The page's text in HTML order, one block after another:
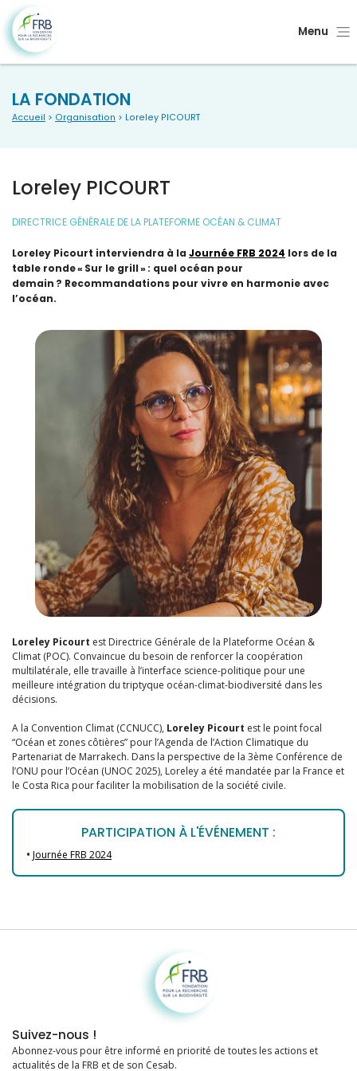
Menu
LA FONDATION
Accueil > Organisation > Loreley PICOURT
Loreley PICOURT
DIRECTRICE GÉNÉRALE DE LA PLATEFORME OCÉAN & CLIMAT
Loreley Picourt interviendra à la Journée FRB 2024 lors de la
table ronde« Sur le grill » : quel océan pour
demain ? Recommandations pour vivre en harmonie avec
l’océan.
Loreley Picourt est Directrice Générale de la Plateforme Océan &
Climat (POC). Convaincue du besoin de renforcer la coopération
multilatérale, elle travaille à l’interface science-politique pour une
meilleure intégration du triptyque océan-climat-biodiversité dans les
décisions.
A la Convention Climat (CCNUCC), Loreley Picourt est le point focal
“Océan et zones côtières” pour l’Agenda de l’Action Climatique du
Partenariat de Marrakech. Dans la perspective de la 3ème Conférence de
l’ONU pour l’Océan (UNOC 2025), Loreley a été mandatée par la France et
le Costa Rica pour faciliter la mobilisation de la société civile.
PARTICIPATION À L'ÉVÉNEMENT :
• Journée FRB 2024
Fondation pour la recherche sur la biodiversité
Suivez-nous !
Abonnez-vous pour être informé en priorité de toutes les actions et
actualités de la FRB et de son Cesab.